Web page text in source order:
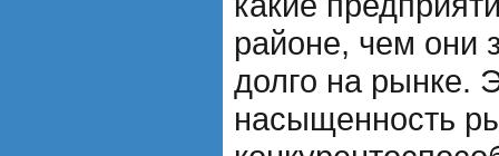
районе, чем они
долго на рынке.
насыщенность